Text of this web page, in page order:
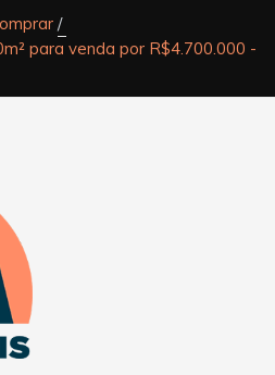
para venda por R$4.700.000 -